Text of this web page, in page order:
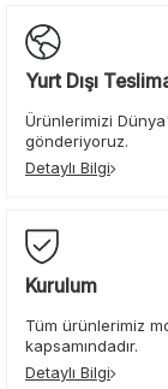
Yurt Dışı
Ürünlerimizi
gönderiyoruz.
Detaylı Bilgi
Kurulum
Tüm ürünlerimiz
kapsamındadır.
Detaylı Bilgi